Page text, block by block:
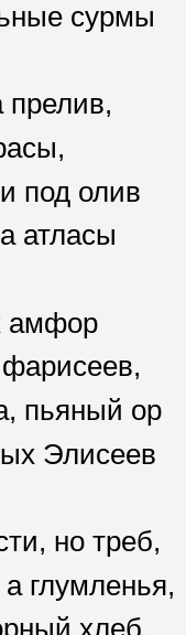
сурмы
под олив
атласы
амфор
пьяный ор
Элисеев
но треб,
глумленья,
хлеб,